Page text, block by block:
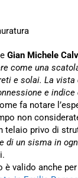
Gian Michele
come una
e solai. La
e
fa notare
non
privo di
di un sisma in
valido anche